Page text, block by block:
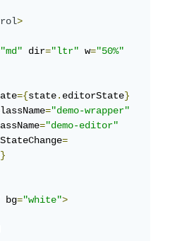
>
"md" dir="ltr" w="50%"
={state.editorState}
="demo-wrapper"
="demo-editor"
=
}
bg="white">